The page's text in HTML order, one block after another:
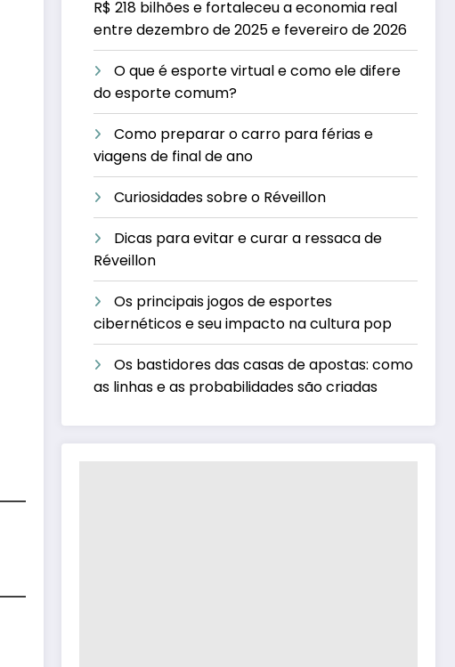
R$ 218 bilhões e fortaleceu a economia real
entre dezembro de 2025 e fevereiro de 2026
O que é esporte virtual e como ele difere
do esporte comum?
Como preparar o carro para férias e
viagens de final de ano
Curiosidades sobre o Réveillon
Dicas para evitar e curar a ressaca de
Réveillon
Os principais jogos de esportes
cibernéticos e seu impacto na cultura pop
Os bastidores das casas de apostas: como
as linhas e as probabilidades são criadas